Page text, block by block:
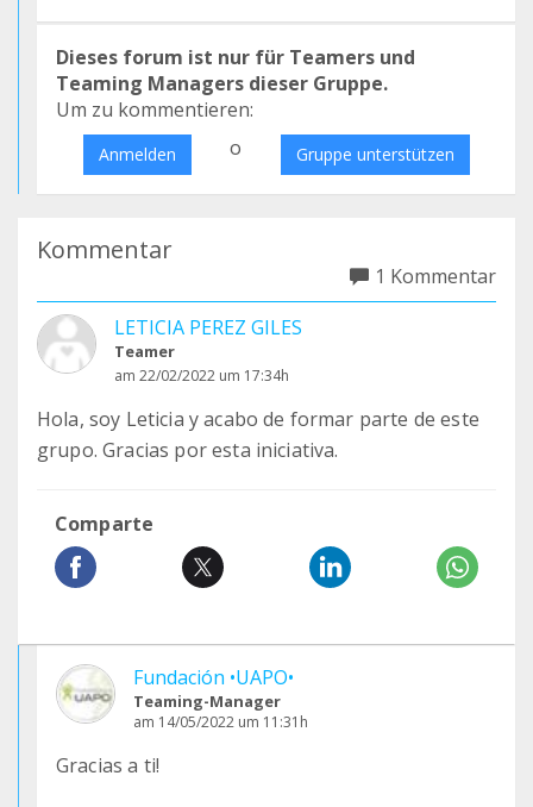
Dieses forum ist nur für Teamers und
Teaming Managers dieser Gruppe.
Um zu kommentieren:
Anmelden o Gruppe unterstützen
Kommentar
1 Kommentar
LETICIA PEREZ GILES
Teamer
am 22/02/2022 um 17:34h
Hola, soy Leticia y acabo de formar parte de este
grupo. Gracias por esta iniciativa.
Comparte
Fundación •UAPO•
Teaming-Manager
am 14/05/2022 um 11:31h
Gracias a ti!